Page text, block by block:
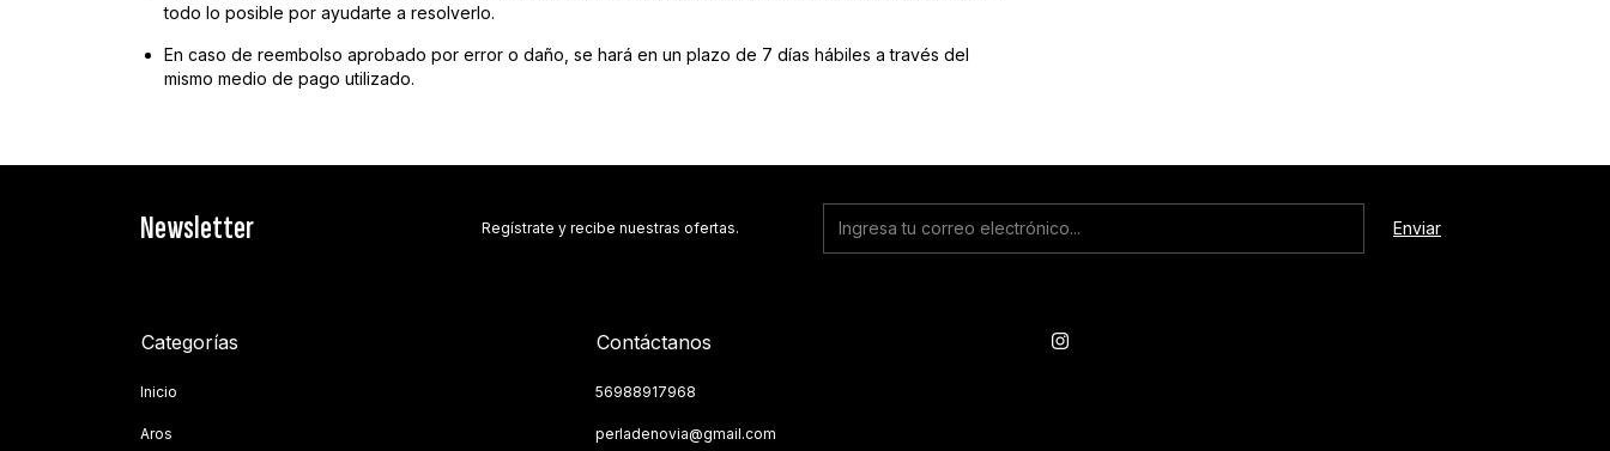
todo lo posible por ayudarte a resolverlo.
En caso de reembolso aprobado por error o daño, se hará en un plazo de 7 días hábiles a través del
mismo medio de pago utilizado.
Newsletter Regístrate y recibe nuestras ofertas.
Categorías
Inicio
Aros
Contáctanos
56988917968
perladenovia@gmail.com